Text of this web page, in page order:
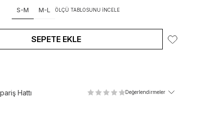
S-M M-L ÖLÇÜ TABLOSUNU İNCELE
SEPETE EKLE
Hattı Değerlendirmeler